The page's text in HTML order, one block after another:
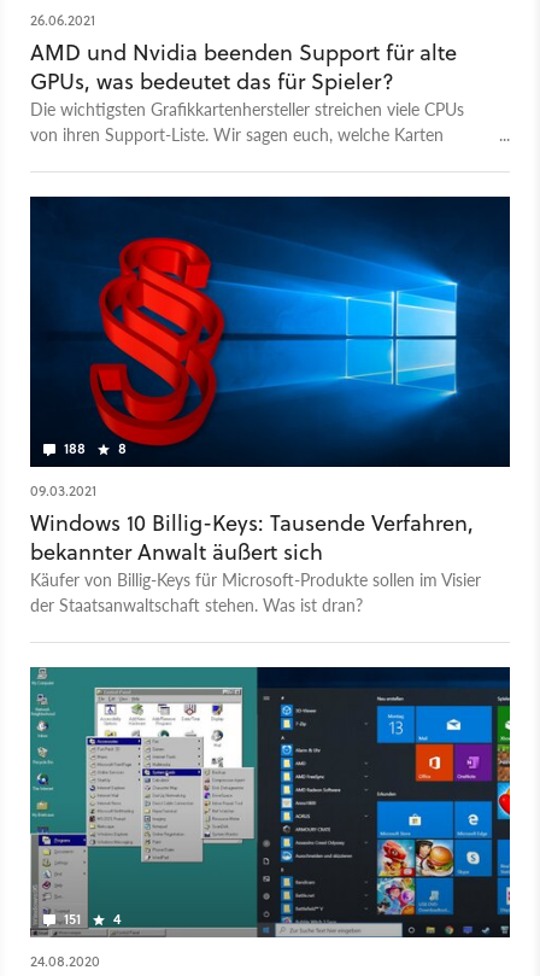
26.06.2021
AMD und Nvidia beenden Support für alte
GPUs, was bedeutet das für Spieler?
Die wichtigsten Grafikkartenhersteller streichen viele CPUs
von ihren Support-Liste. Wir sagen euch, welche Karten
188 8
09.03.2021
Windows 10 Billig-Keys: Tausende Verfahren,
bekannter Anwalt äußert sich
Käufer von Billig-Keys für Microsoft-Produkte sollen im Visier
der Staatsanwaltschaft stehen. Was ist dran?
151 4
24.08.2020